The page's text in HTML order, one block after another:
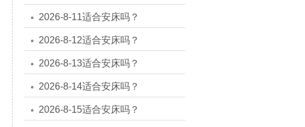
2026-8-11适合安床吗？
2026-8-12适合安床吗？
2026-8-13适合安床吗？
2026-8-14适合安床吗？
2026-8-15适合安床吗？